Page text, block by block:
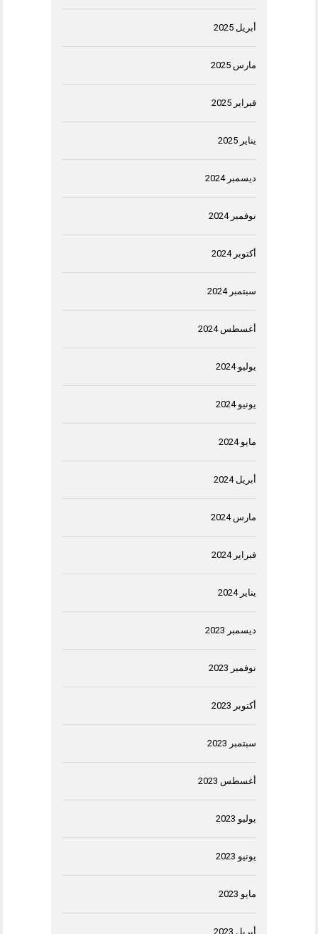
أبريل 2025
مارس 2025
فبراير 2025
يناير 2025
ديسمبر 2024
نوفمبر 2024
أكتوبر 2024
سبتمبر 2024
أغسطس 2024
يوليو 2024
يونيو 2024
مايو 2024
أبريل 2024
مارس 2024
فبراير 2024
يناير 2024
ديسمبر 2023
نوفمبر 2023
أكتوبر 2023
سبتمبر 2023
أغسطس 2023
يوليو 2023
يونيو 2023
مايو 2023
أبريل 2023